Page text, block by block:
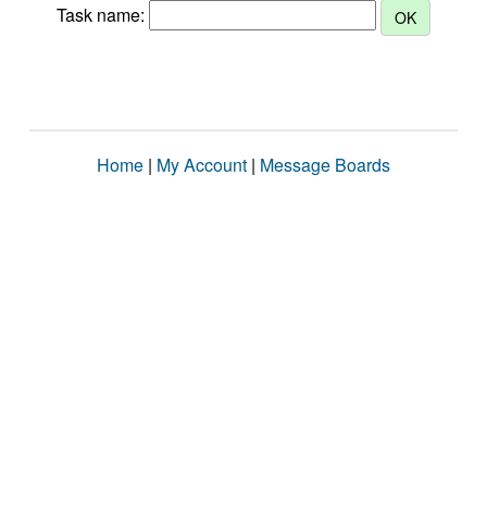
Task name:
Home | My Account | Message Boards